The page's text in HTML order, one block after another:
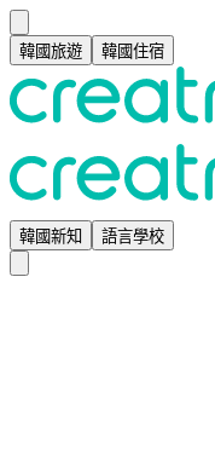
韓國旅遊 韓國住宿
韓國新知 語言學校